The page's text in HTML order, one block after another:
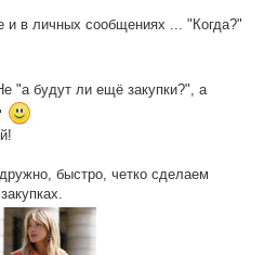
и в личных сообщениях ... "Когда?"
"а будут ли ещё закупки?", а
быстро, четко сделаем